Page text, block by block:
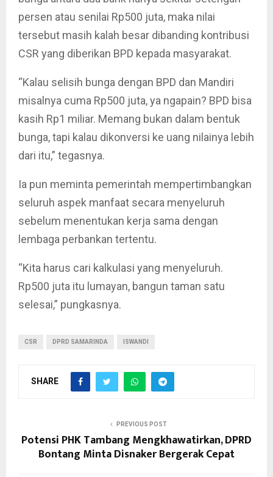
persen atau senilai Rp500 juta, maka nilai
tersebut masih kalah besar dibanding kontribusi
CSR yang diberikan BPD kepada masyarakat.
“Kalau selisih bunga dengan BPD dan Mandiri
misalnya cuma Rp500 juta, ya ngapain? BPD bisa
kasih Rp1 miliar. Memang bukan dalam bentuk
bunga, tapi kalau dikonversi ke uang nilainya lebih
dari itu,” tegasnya.
Ia pun meminta pemerintah mempertimbangkan
seluruh aspek manfaat secara menyeluruh
sebelum menentukan kerja sama dengan
lembaga perbankan tertentu.
“Kita harus cari kalkulasi yang menyeluruh.
Rp500 juta itu lumayan, bangun taman satu
selesai,” pungkasnya.
CSR DPRD SAMARINDA ISWANDI
SHARE
PREVIOUS POST
Potensi PHK Tambang Mengkhawatirkan, DPRD
Bontang Minta Disnaker Bergerak Cepat